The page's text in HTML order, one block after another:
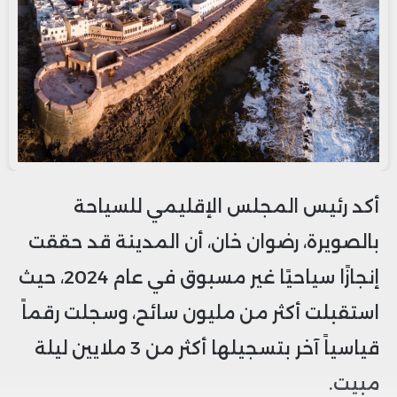
أكد رئيس المجلس الإقليمي للسياحة
بالصويرة، رضوان خان، أن المدينة قد حققت
إنجازًا سياحيًا غير مسبوق في عام 2024، حيث
استقبلت أكثر من مليون سائح، وسجلت رقماً
قياسياً آخر بتسجيلها أكثر من 3 ملايين ليلة
مبيت.